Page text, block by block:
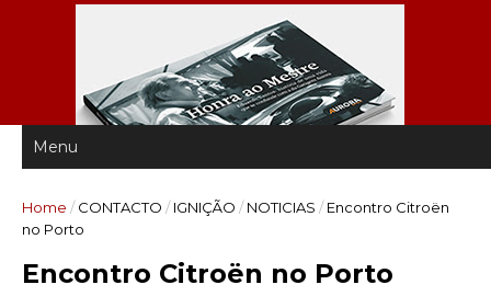
Home / CONTACTO / IGNIÇÃO / NOTICIAS / Encontro Citroën
no Porto
Encontro Citroën no Porto